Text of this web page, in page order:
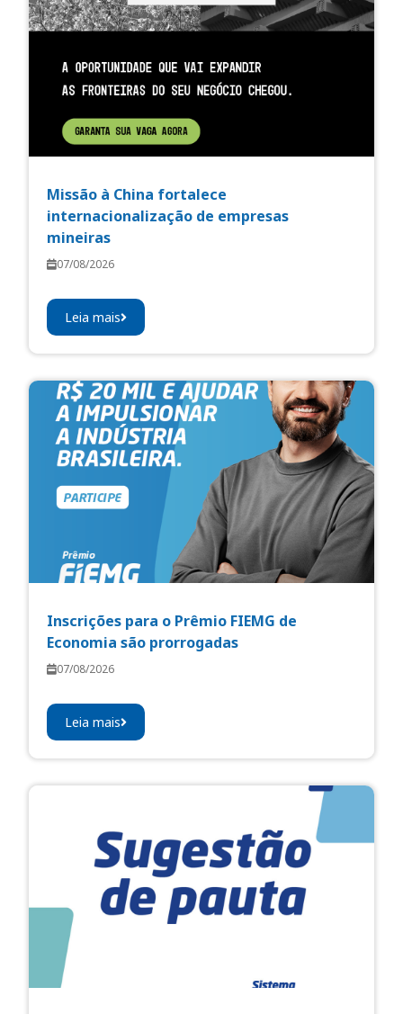
Missão à China fortalece
internacionalização de empresas
mineiras
07/08/2026
Leia mais
Inscrições para o Prêmio FIEMG de
Economia são prorrogadas
07/08/2026
Leia mais